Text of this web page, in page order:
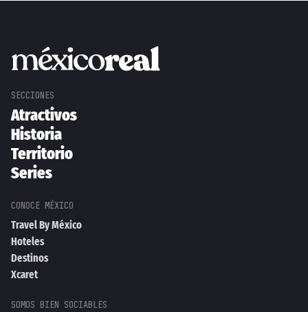
Atractivos
Historia
Territorio
Series
Travel By México
Hoteles
Destinos
Xcaret